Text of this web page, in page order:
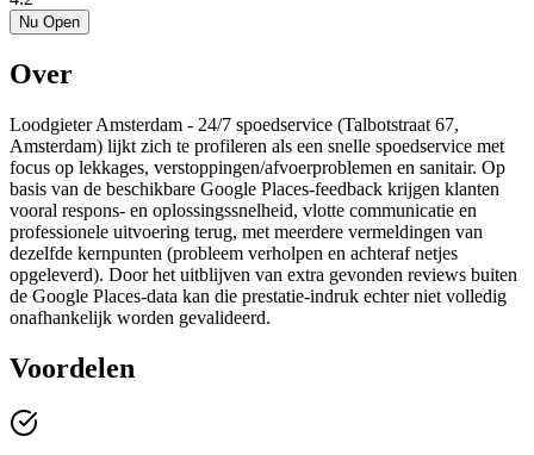
Nu Open
Over
Loodgieter Amsterdam - 24/7 spoedservice (Talbotstraat 67,
Amsterdam) lijkt zich te profileren als een snelle spoedservice met
focus op lekkages, verstoppingen/afvoerproblemen en sanitair. Op
basis van de beschikbare Google Places-feedback krijgen klanten
vooral respons- en oplossingssnelheid, vlotte communicatie en
professionele uitvoering terug, met meerdere vermeldingen van
dezelfde kernpunten (probleem verholpen en achteraf netjes
opgeleverd). Door het uitblijven van extra gevonden reviews buiten
de Google Places-data kan die prestatie-indruk echter niet volledig
onafhankelijk worden gevalideerd.
Voordelen